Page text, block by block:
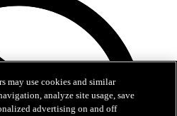
may use cookies and similar
analyze site usage, save
advertising on and off